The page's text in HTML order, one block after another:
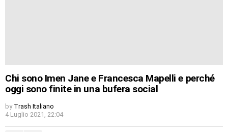
Chi sono Imen Jane e Francesca Mapelli e perché
oggi sono finite in una bufera social
by Trash Italiano
4 Luglio 2021, 22:04